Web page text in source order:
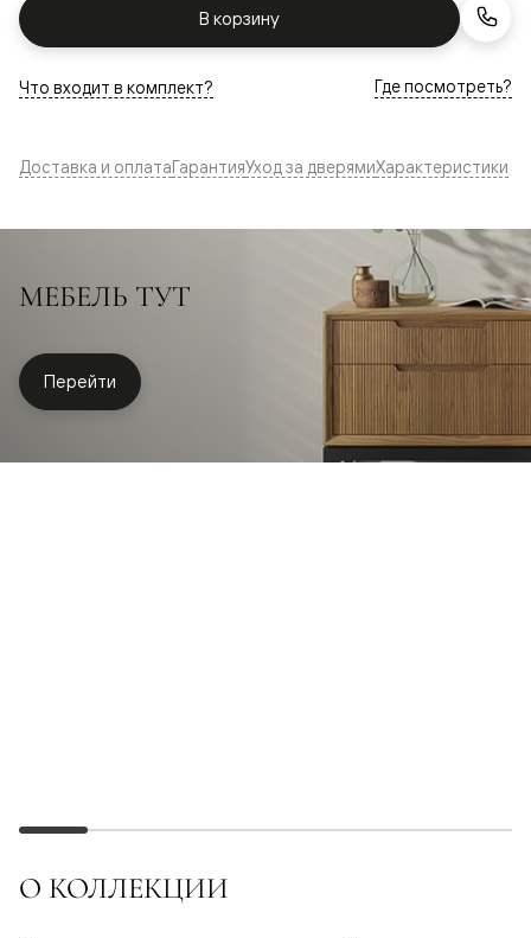
В корзину
Что входит в комплект? Где посмотреть?
Доставка и оплатаГарантияУход за дверямиХарактеристики
МЕБЕЛЬ ТУТ
Перейти
О КОЛЛЕКЦИИ